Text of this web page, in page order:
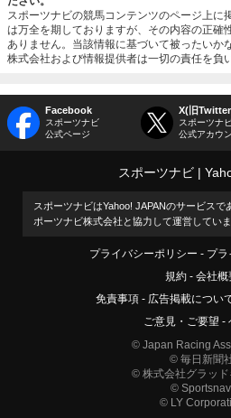
スポーツナビの競馬コンテンツのページ上に
は万全を期しておりますが、その内容の正確
ありません。当該情報に基づいて被ったいか
株式会社および情報提供者は一切の責任を負
Facebook
スポーツナビ
公式ページ
X(旧
スポーツナ
公式アカウ
スポーツナビ
スポーツナビはYahoo! JAPANのサービスで
ポーツナビ株式会社と協力して運営していま
プライバシーポリシー
プラ
規約
会社概
免責事項
広告掲載につい
ご意見・ご要望
© Japan Racing
© 毎日新聞
© 株式会社グラッ
©
© LY